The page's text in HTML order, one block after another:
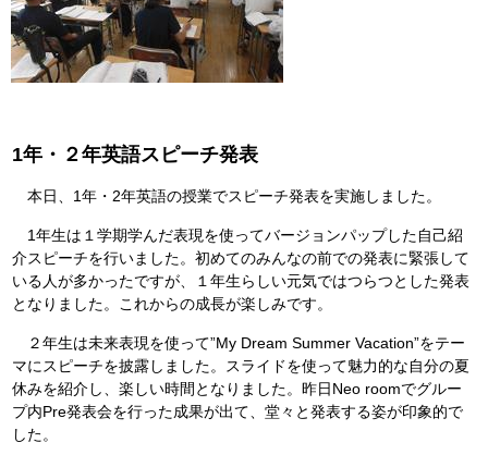
1年・２年英語スピーチ発表
本日、1年・2年英語の授業でスピーチ発表を実施しました。
1年生は１学期学んだ表現を使ってバージョンパップした自己紹
介スピーチを行いました。初めてのみんなの前での発表に緊張して
いる人が多かったですが、１年生らしい元気ではつらつとした発表
となりました。これからの成長が楽しみです。
２年生は未来表現を使って”My Dream Summer Vacation”をテー
マにスピーチを披露しました。スライドを使って魅力的な自分の夏
休みを紹介し、楽しい時間となりました。昨日Neo roomでグルー
プ内Pre発表会を行った成果が出て、堂々と発表する姿が印象的で
した。